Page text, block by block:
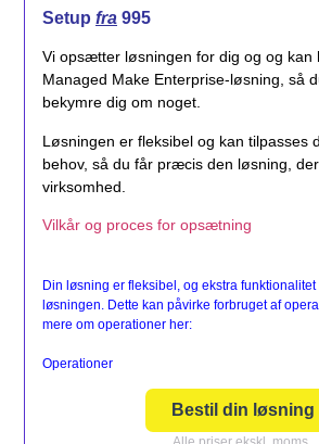
Setup fra 995
Vi opsætter løsningen for dig og og kan
Managed Make Enterprise-løsning, så
bekymre dig om noget.
Løsningen er fleksibel og kan tilpasses
behov, så du får præcis den løsning,
virksomhed.
Vilkår og proces for opsætning
Din løsning er fleksibel, og ekstra funktionalitet
løsningen. Dette kan påvirke forbruget af
mere om operationer her:
Operationer
Bestil din løsning